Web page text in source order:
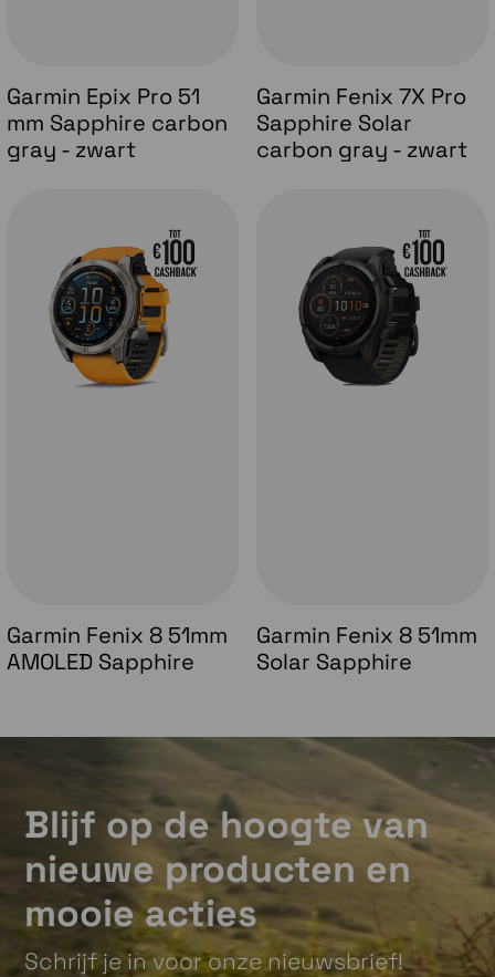
Garmin Epix Pro 51
mm Sapphire carbon
gray - zwart
Garmin Fenix 7X Pro
Sapphire Solar
carbon gray - zwart
Garmin Fenix 8 51mm
AMOLED Sapphire
Garmin Fenix 8 51mm
Solar Sapphire
Blijf op de hoogte van
nieuwe producten en
mooie acties
Schrijf je in voor onze nieuwsbrief!